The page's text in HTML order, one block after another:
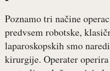
Poznamo tri načine
predvsem robotske,
laparoskopskih smo
kirurgije. Operater